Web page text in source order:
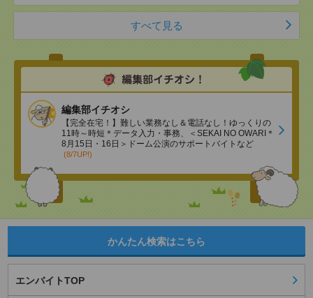
すべて見る
編集部イチオシ
【完全在宅！】難しい業務なし＆電話なし！ゆっくりの
11時～時短＊データ入力・事務、＜SEKAI NO OWARI＊
8月15日・16日＞ドーム公演のサポートバイトなど
(8/7UP!)
かんたん検索はこちら
エンバイトTOP